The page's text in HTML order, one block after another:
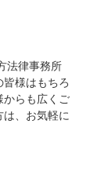
法律事務所
様はもちろ
からも広くご
、お気軽に